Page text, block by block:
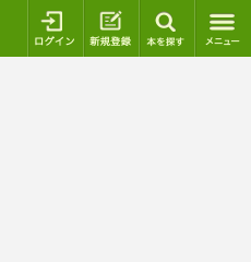
ログイン 新規登録